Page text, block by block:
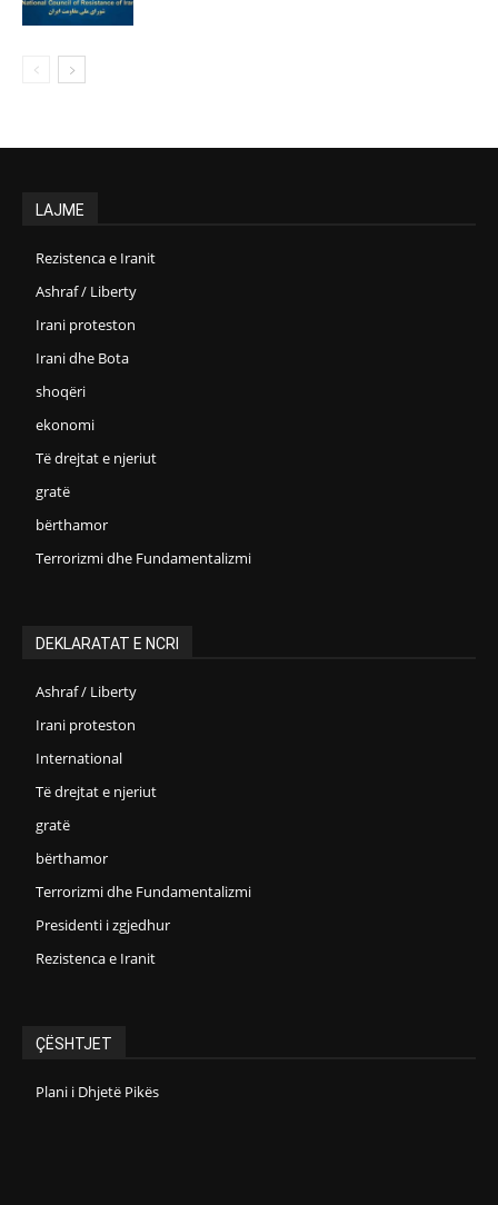
LAJME
Rezistenca e Iranit
Ashraf / Liberty
Irani proteston
Irani dhe Bota
shoqëri
ekonomi
Të drejtat e njeriut
gratë
bërthamor
Terrorizmi dhe Fundamentalizmi
DEKLARATAT E NCRI
Ashraf / Liberty
Irani proteston
International
Të drejtat e njeriut
gratë
bërthamor
Terrorizmi dhe Fundamentalizmi
Presidenti i zgjedhur
Rezistenca e Iranit
ÇËSHTJET
Plani i Dhjetë Pikës